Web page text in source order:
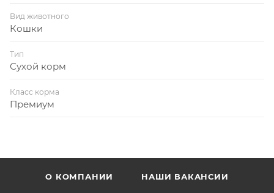
Вид животного
Кошки
Тип
Сухой корм
Класс корма
Премиум
О КОМПАНИИ НАШИ ВАКАНСИИ